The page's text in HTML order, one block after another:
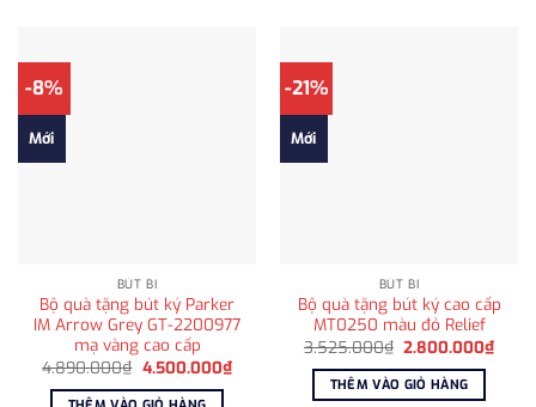
-8%
Mới
BÚT BI
Bộ quà tặng bút ký Parker
IM Arrow Grey GT-2200977
mạ vàng cao cấp
4.890.000₫ Giá
là:
4.500.000₫Giá
hiện
-21%
Mới
BÚT BI
Bộ quà tặng bút ký cao cấp
MT0250 màu đỏ Relief
3.525.000₫ Giá
là:
3.525.000₫.
2.800.000₫Giá
hiện
THÊM VÀO GIỎ HÀNG